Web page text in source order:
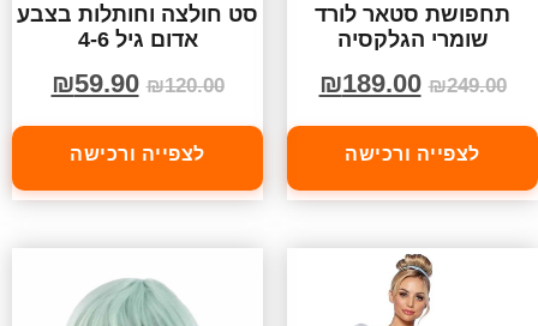
תחפושת סטאר לורד
שומרי הגלקסיה
₪249.00
₪189.00
לצפייה ורכישה
סט חולצה וחותלות בצבע
אדום גיל 4-6
₪120.00
₪59.90
לצפייה ורכישה